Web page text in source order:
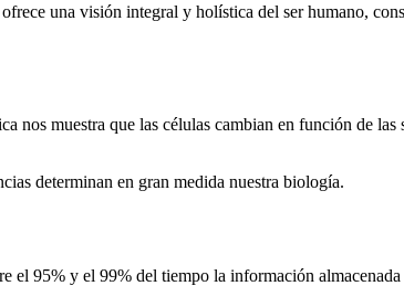
ofrece una visión integral y holística del ser humano,
muestra que las células cambian en función de las
determinan en gran medida nuestra biología.
el 95% y el 99% del tiempo la información